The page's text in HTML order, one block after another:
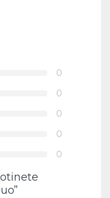
0
0
0
0
0